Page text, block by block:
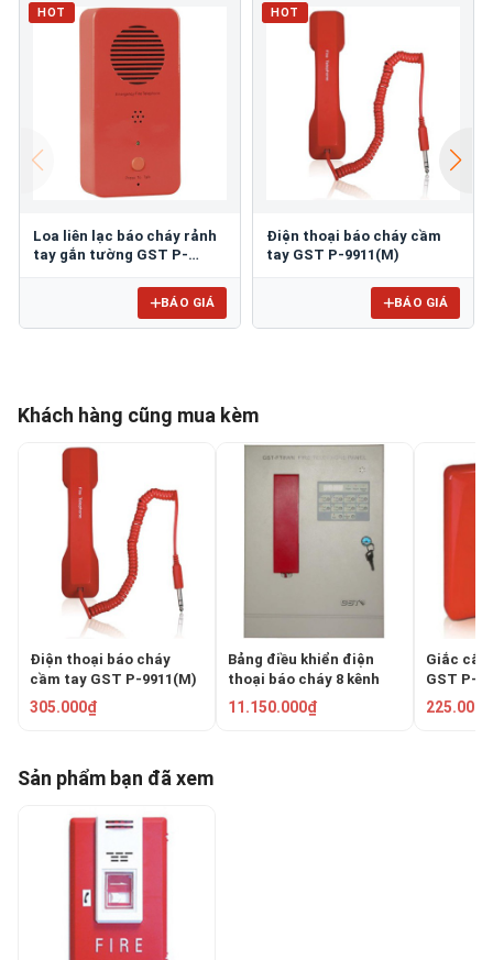
HOT
Loa liên lạc báo cháy rảnh
tay gắn tường GST P-
BÁO GIÁ
HOT
Điện thoại báo cháy cầm
tay GST P-9911(M)
BÁO GIÁ
Khách hàng cũng mua kèm
Điện thoại báo cháy
cầm tay GST P-9911(M)
305.000₫
Bảng điều khiển điện
thoại báo cháy 8 kênh
GST-FT8WN
11.150.000₫
Giắc
GST P-
225.000₫
Sản phẩm bạn đã xem